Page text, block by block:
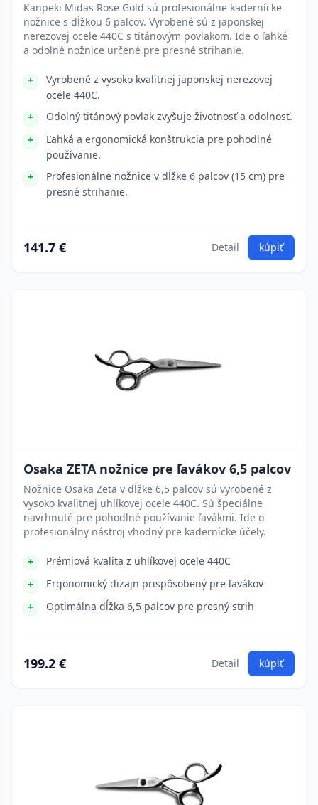
Kanpeki Midas Rose Gold sú profesionálne kadernícke
nožnice s dĺžkou 6 palcov. Vyrobené sú z japonskej
nerezovej ocele 440C s titánovým povlakom. Ide o ľahké
a odolné nožnice určené pre presné strihanie.
Vyrobené z vysoko kvalitnej japonskej nerezovej
ocele 440C.
Odolný titánový povlak zvyšuje životnosť a odolnosť.
Ľahká a ergonomická konštrukcia pre pohodlné
používanie.
Profesionálne nožnice v dĺžke 6 palcov (15 cm) pre
presné strihanie.
141.7 € Detail kúpiť
Osaka ZETA nožnice pre ľavákov 6,5 palcov
Nožnice Osaka Zeta v dĺžke 6,5 palcov sú vyrobené z
vysoko kvalitnej uhlíkovej ocele 440C. Sú špeciálne
navrhnuté pre pohodlné používanie ľavákmi. Ide o
profesionálny nástroj vhodný pre kadernícke účely.
Prémiová kvalita z uhlíkovej ocele 440C
Ergonomický dizajn prispôsobený pre ľavákov
Optimálna dĺžka 6,5 palcov pre presný strih
199.2 € Detail kúpiť